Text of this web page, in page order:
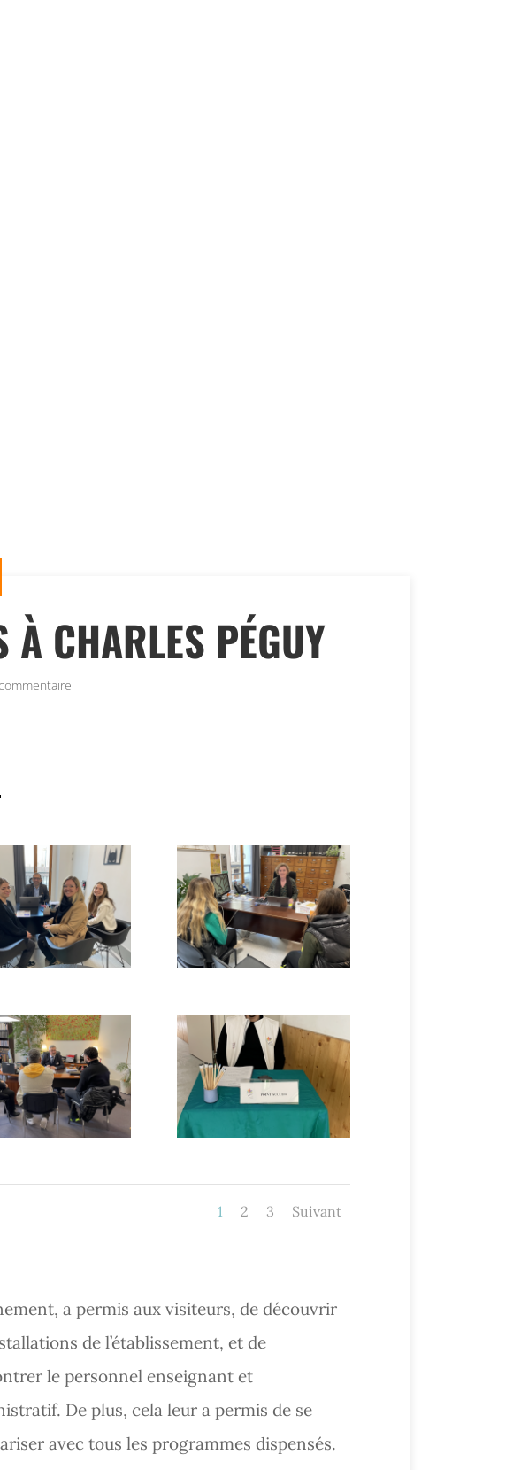
À CHARLES PÉGUY
1 2 3 Suivant
a permis aux visiteurs, de découvrir
de l’établissement, et de
le personnel enseignant et
De plus, cela leur a permis de se
avec tous les programmes dispensés.